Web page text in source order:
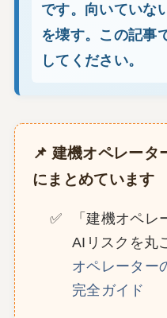
です。向いていな
を壊す。この記事
してください。
📌 建機オペレータ
にまとめています
「建機オペレ
AIリスクを丸
オペレーター
完全ガイド